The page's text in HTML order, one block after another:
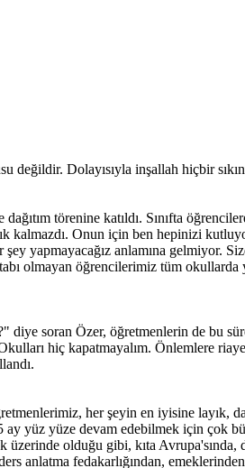
Dolayısıyla inşallah hiçbir
törenine katıldı. Sınıfta
Onun için ben hepinizi
yapmayacağız anlamına gelmiyor.
olmayan öğrencilerimiz tüm
soran Özer, öğretmenlerin de bu
hiç kapatmayalım. Önlemlere
her şeyin en iyisine layık,
yüz yüze devam edebilmek için çok
olduğu gibi, kıta
anlatma fedakarlığından,